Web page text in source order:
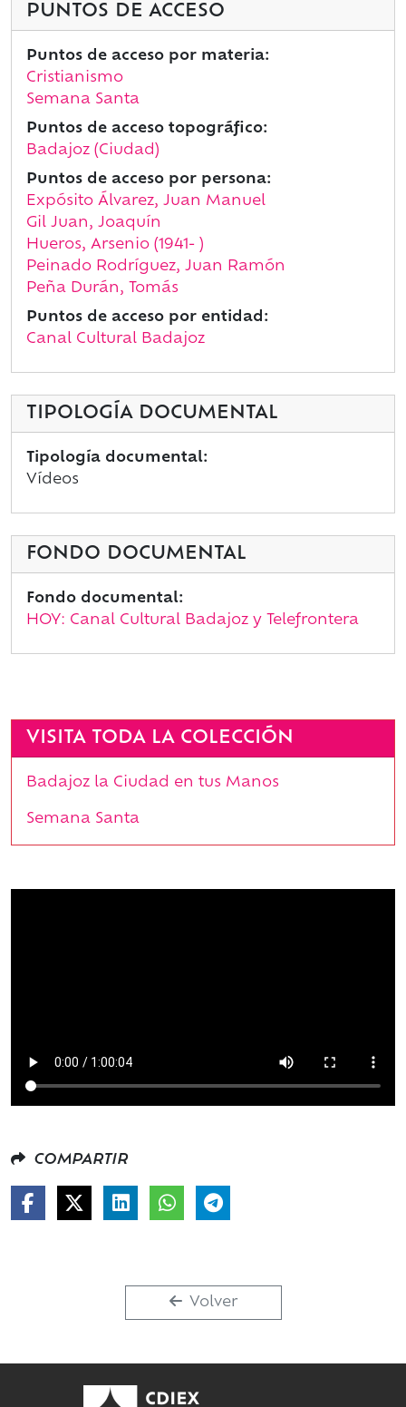
PUNTOS DE ACCESO
Puntos de acceso por materia:
Cristianismo
Semana Santa
Puntos de acceso topográfico:
Badajoz (Ciudad)
Puntos de acceso por persona:
Expósito Álvarez, Juan Manuel
Gil Juan, Joaquín
Hueros, Arsenio (1941- )
Peinado Rodríguez, Juan Ramón
Peña Durán, Tomás
Puntos de acceso por entidad:
Canal Cultural Badajoz
TIPOLOGÍA DOCUMENTAL
Tipología documental:
Vídeos
FONDO DOCUMENTAL
Fondo documental:
HOY: Canal Cultural Badajoz y Telefrontera
VISITA TODA LA COLECCIÓN
Badajoz la Ciudad en tus Manos
Semana Santa
COMPARTIR
Volver